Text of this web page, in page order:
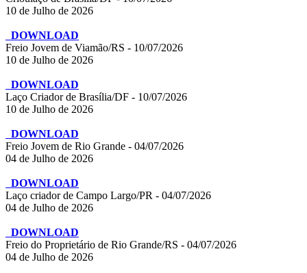
10 de Julho de 2026
DOWNLOAD
Freio Jovem de Viamão/RS - 10/07/2026
10 de Julho de 2026
DOWNLOAD
Laço Criador de Brasília/DF - 10/07/2026
10 de Julho de 2026
DOWNLOAD
Freio Jovem de Rio Grande - 04/07/2026
04 de Julho de 2026
DOWNLOAD
Laço criador de Campo Largo/PR - 04/07/2026
04 de Julho de 2026
DOWNLOAD
Freio do Proprietário de Rio Grande/RS - 04/07/2026
04 de Julho de 2026